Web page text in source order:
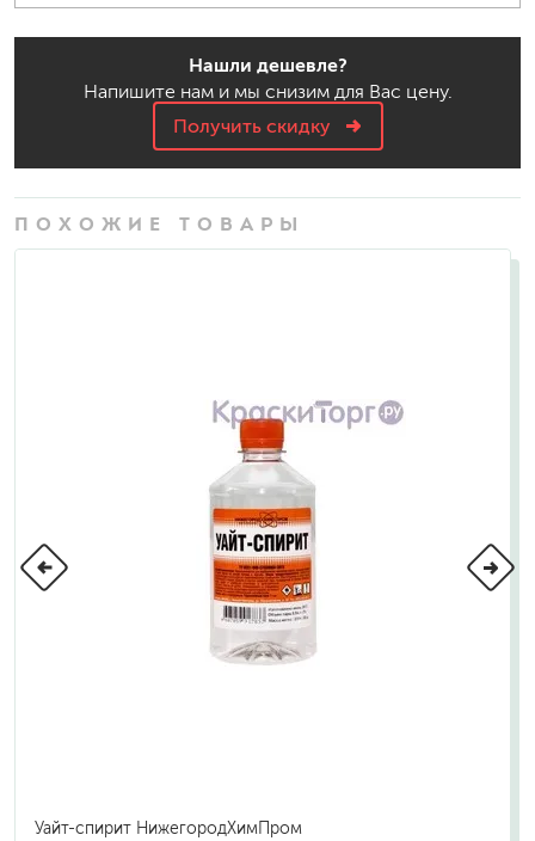
Нашли дешевле?
Напишите нам и мы снизим для Вас цену.
Получить скидку
ПОХОЖИЕ ТОВАРЫ
Уайт-спирит НижегородХимПром